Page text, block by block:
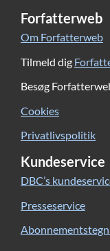
Forfatterweb
Om Forfatterweb
Tilmeld dig
Besøg
Cookies
Privatlivspolitik
Kundeservice
DBC’s
Presseservice